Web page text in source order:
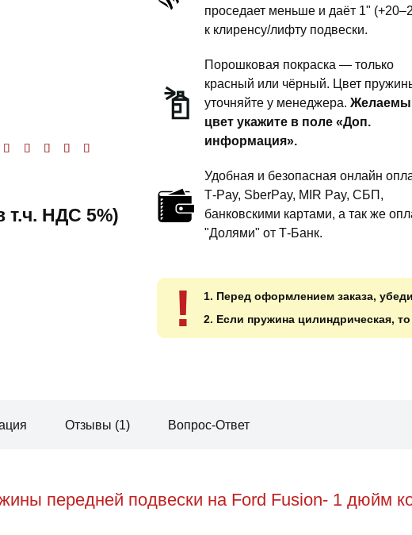
т.ч. НДС 5%)
дюйм
комфорт
проседает меньше и даёт 1"
к клиренсу/лифту подвески.
Порошковая покраска — только
красный или чёрный. Цвет
уточняйте у менеджера.
цвет укажите в поле «Доп.
информация».
Удобная и безопасная онлайн
T‑Pay, SberPay, MIR Pay, СБП,
банковскими картами, а так же
"Долями" от Т-Банк.
!
1. Перед оформлением заказа,
2. Если пружина цилиндрическая,
Отзывы (1) Вопрос-Ответ
передней подвески на Ford Fusion- 1 дюйм